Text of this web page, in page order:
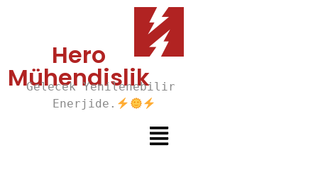
Hero
Mühendislik
Gelecek Yenilenebilir
Enerjide.